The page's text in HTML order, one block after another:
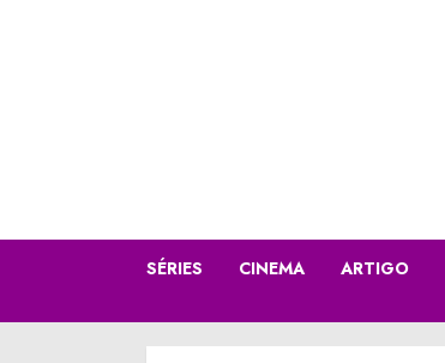
SÉRIES CINEMA ARTIGO